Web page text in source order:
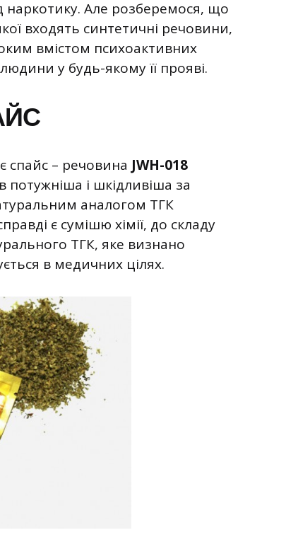
Але розберемося, що
входять синтетичні речовини,
вмістом психоактивних
у будь-якому її прояві.
спайс – речовина JWH-018
потужніша і шкідливіша за
аналогом ТГК
є сумішю хімії, до складу
ТГК, яке визнано
в медичних цілях.